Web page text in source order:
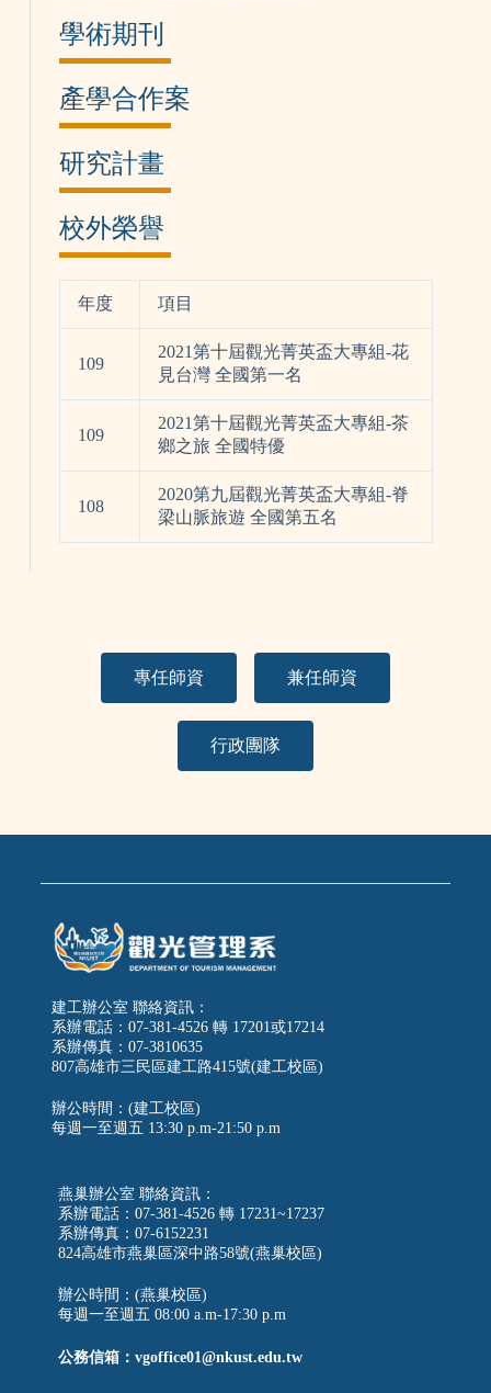
學術期刊
產學合作案
研究計畫
校外榮譽
年度 項目
109
2021第十屆觀光菁英盃大專組-花
見台灣 全國第一名
109
2021第十屆觀光菁英盃大專組-茶
鄉之旅 全國特優
108
2020第九屆觀光菁英盃大專組-脊
梁山脈旅遊 全國第五名
專任師資 兼任師資
行政團隊
建工辦公室 聯絡資訊：
系辦電話：07-381-4526 轉 17201或17214
系辦傳真：07-3810635
807高雄市三民區建工路415號(建工校區)
辦公時間：(建工校區)
每週一至週五 13:30 p.m-21:50 p.m
燕巢辦公室 聯絡資訊：
系辦電話：07-381-4526 轉 17231~17237
系辦傳真：07-6152231
824高雄市燕巢區深中路58號(燕巢校區)
辦公時間：(燕巢校區)
每週一至週五 08:00 a.m-17:30 p.m
公務信箱：vgoffice01@nkust.edu.tw